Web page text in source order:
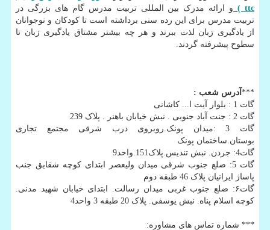
ttc
) و ارائه مدرک بین المللی تربیت مدرس گام های بزرگی در
تربیت مدرس برای این رده سنی برداشته است تا کودکان و نوجوانان
از یادگیری زبان لذت ببرند و هر چه بیشتر مشتاق یادگیری زبان تا
سطوح پیشرفته گردند.
*** آدرس شعب :
گات 1 : بلوار آیت ا... کاشانی
گات 2 : جنت آباد جنوبی . نبش خیابان باهنر . پلاک 239
گات 3 :میدان پونک.روبروی درب شرقی مجتمع تجاری
بوستان.ساختمان پونک
گات4: جردن. نبش تندیس.پلاک151.واحد9
گات 5: ضلع جنوب شرقی میدان ولیعصر ابتدای کوچه شقایق جنب
پاساژ ایرانیان پلاک 46 طبقه دوم
گات۶: ضلع جنوب غربی میدان رسالت. ابتدای خیابان شهید مدنی.
کوچه اسلام پناه. نبش یوسفی. پلاک 20 طبقه 3 واحد4
*** شماره تماس های مشاوره: